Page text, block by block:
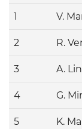
1 V.
2 R.
3 A.
4 G.
5 K.